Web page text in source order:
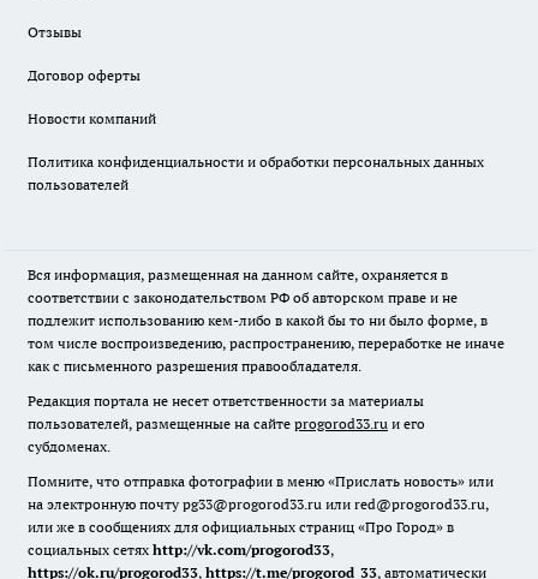
Отзывы
Договор оферты
Новости компаний
Политика конфиденциальности и обработки персональных данных
пользователей
Вся информация, размещенная на данном сайте, охраняется в
соответствии с законодательством РФ об авторском праве и не
подлежит использованию кем-либо в какой бы то ни было форме, в
том числе воспроизведению, распространению, переработке не иначе
как с письменного разрешения правообладателя.
Редакция портала не несет ответственности за материалы
пользователей, размещенные на сайте progorod33.ru и его
субдоменах.
Помните, что отправка фотографии в меню «Прислать новость» или
на электронную почту pg33@progorod33.ru или red@progorod33.ru,
или же в сообщениях для официальных страниц «Про Город» в
социальных сетях http://vk.com/progorod33,
https://ok.ru/progorod33, https://t.me/progorod_33, автоматически